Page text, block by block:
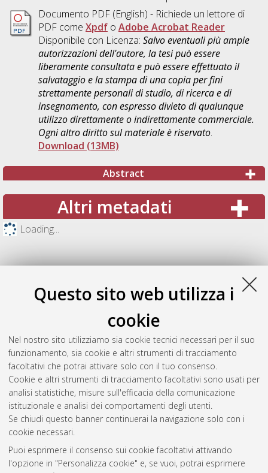
Questo sito web utilizza i
cookie
Nel nostro sito utilizziamo sia cookie tecnici necessari per il suo
funzionamento, sia cookie e altri strumenti di tracciamento
facoltativi che potrai attivare solo con il tuo consenso.
Cookie e altri strumenti di tracciamento facoltativi sono usati per
analisi statistiche, misure sull'efficacia della comunicazione
istituzionale e analisi dei comportamenti degli utenti.
Se chiudi questo banner continuerai la navigazione solo con i
cookie necessari.
Puoi esprimere il consenso sui cookie facoltativi attivando
l'opzione in "Personalizza cookie" e, se vuoi, potrai esprimere
Documento PDF(English) - Richiede un lettore di
PDF come Xpdfo Adobe Acrobat Reader
Disponibile con Licenza: Salvo eventuali più ampie
autorizzazioni dell'autore, la tesi può essere
liberamente consultata e può essere effettuato il
salvataggio e la stampa di una copia per fini
strettamente personali di studio, di ricerca e di
insegnamento, con espresso divieto di qualunque
utilizzo direttamente o indirettamente commerciale.
Ogni altro diritto sul materiale è riservato.
Download (13MB)
Abstract
Altri metadati
Loading...
Gestione del documento:
Atom
Rss 1.0